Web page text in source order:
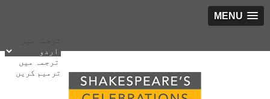
MENU
ترجمہ میں
ترمیم کریں